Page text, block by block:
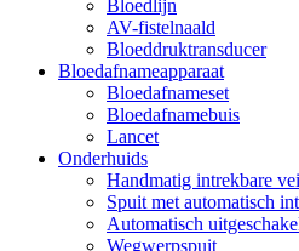
Bloedlijn
AV-fistelnaald
Bloeddruktransducer
Bloedafnameapparaat
Bloedafnameset
Bloedafnamebuis
Lancet
Onderhuids
Handmatig intrekbare
Spuit met automatisch
Automatisch
Wegwerpspuit